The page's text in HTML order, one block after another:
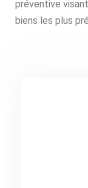
préventive
biens les plus